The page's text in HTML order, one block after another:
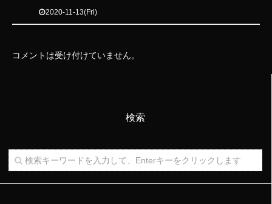
2020-11-13(Fri)
コメントは受け付けていません。
検索